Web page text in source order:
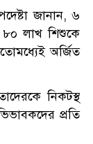
জানান, ৬
৮০ লাখ শিশুকে
অর্জিত
নিকটস্থ
প্রতি